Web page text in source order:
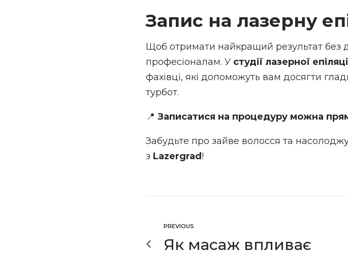
Запис на лазерну
Щоб отримати найкращий результат без
професіоналам. У студії лазерної
фахівці, які допоможуть вам досягти
турбот.
📍 Записатися на процедуру можна
Забудьте про зайве волосся та
з Lazergrad !
PREVIOUS
Як масаж впливає